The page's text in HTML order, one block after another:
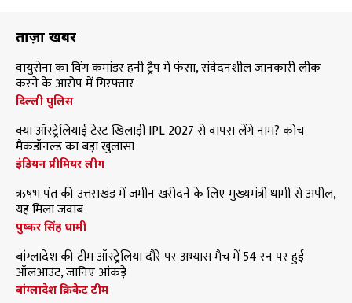
ताज़ा खबरें
वायुसेना का विंग कमांडर हनी ट्रैप में फंसा, संवेदनशील जानकारी लीक
करने के आरोप में गिरफ्तार
दिल्ली पुलिस
क्या ऑस्ट्रेलियाई टेस्ट खिलाड़ी IPL 2027 से वापस लेंगे नाम? कोच
मैकडॉनल्ड का बड़ा खुलासा
इंडियन प्रीमियर लीग
ऋषभ पंत की उत्तराखंड में जमीन खरीदने के लिए मुख्यमंत्री धामी से अपील,
यह मिला जवाब
पुष्कर सिंह धामी
बांग्लादेश की टीम ऑस्ट्रेलिया दौरे पर अभ्यास मैच में 54 रन पर हुई
ऑलआउट, जानिए आंकड़े
बांग्लादेश क्रिकेट टीम